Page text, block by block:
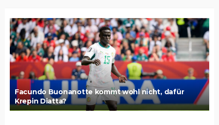
Facundo Buonanotte kommt wohl nicht, dafür
Krepin Diatta?